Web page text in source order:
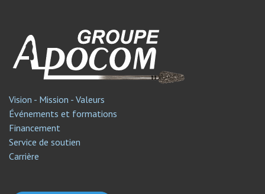
Vision - Mission - Valeurs
Événements et formations
Financement
Service de soutien​
Carrière